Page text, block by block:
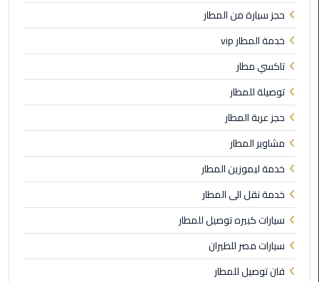
ليموزين
مطار
القاهرة
أسعار
ليموزين
مطار
شرم
الشيخ
ليموزين
مطار
القاهرة
الخط
الساخن
حجز سيارة من المطار
خدمة المطار vip
تاكسي مطار
توصيلة للمطار
حجز عربة المطار
مشاوير المطار
خدمة ليموزين المطار
خدمة نقل الى المطار
سيارات كبيره توصيل للمطار
سيارات مصر للطيران
فان توصيل للمطار